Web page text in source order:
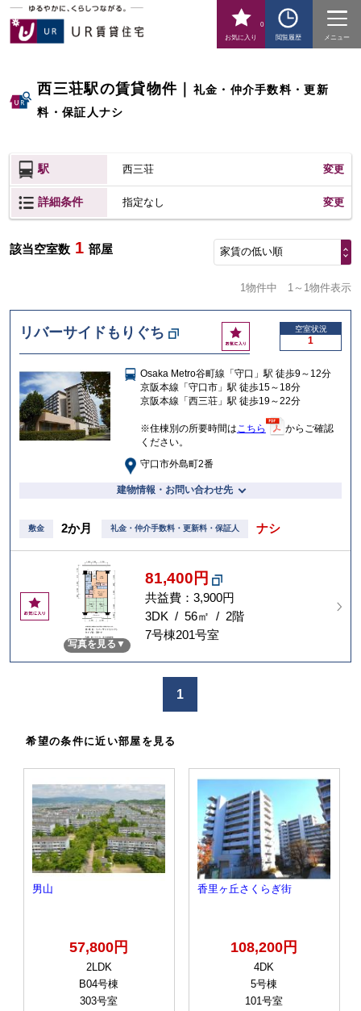
お気に入り
0
閲覧履歴
メニュー
西三荘駅の賃貸物件
礼金・仲介手数料・更新
料・保証人ナシ
駅 西三荘 変更
詳細条件 指定なし 変更
該当空室数 1 部屋 家賃の低い順
1物件中 1～1物件表示
リバーサイドもりぐち
お
気
入
り
空室状況
1
Osaka Metro谷町線「守口」駅 徒歩9～12分
京阪本線「守口市」駅 徒歩15～18分
京阪本線「西三荘」駅 徒歩19～22分
※住棟別の所要時間はこちら
からご確認
ください。
守口市外島町2番
建物情報・お問い合わせ先
敷金 2か月 礼金・仲介手数料・更新料・保証人 ナシ
お
気
り
写真を見る
81,400円
共益費：3,900円
3DK / 56㎡ / 2階
7号棟201号室
1
希望の条件に近い部屋を見る
男山
57,800円
2LDK
B04号棟
303号室
香里ヶ丘さくらぎ街
108,200円
4DK
5号棟
101号室